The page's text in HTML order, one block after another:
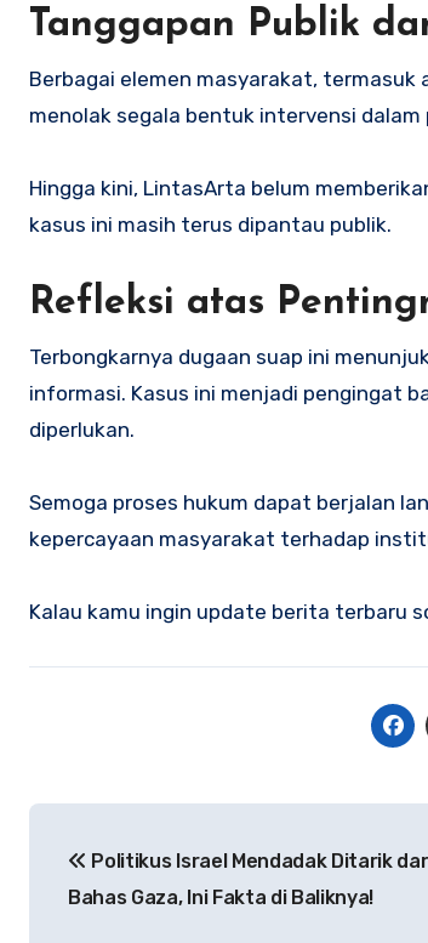
Tanggapan Publik
Berbagai elemen masyarakat, termasuk
menolak segala bentuk intervensi
Hingga kini, LintasArta belum
kasus ini masih terus dipantau publik.
Refleksi atas
Terbongkarnya dugaan suap ini
informasi. Kasus ini menjadi pengingat
diperlukan.
Semoga proses hukum dapat berjalan
kepercayaan masyarakat terhadap
Kalau kamu ingin update berita terbaru
pos Politikus Israel Mendadak Ditarik
Bahas Gaza, Ini Fakta di Baliknya!